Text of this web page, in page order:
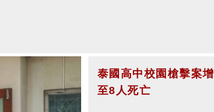
泰國高中校園槍擊案增
至8人死亡
《Sunshine Nation
新一代歌唱大賽